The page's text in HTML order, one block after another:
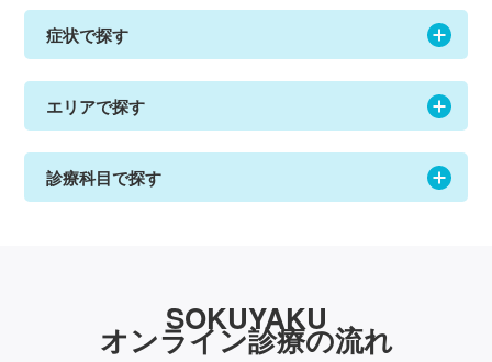
症状で探す
エリアで探す
診療科目で探す
SOKUYAKU
オンライン診療の流れ